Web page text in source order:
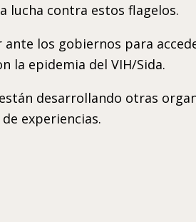
lucha contra estos flagelos.
los gobiernos para
la epidemia del VIH/Sida.
desarrollando otras
experiencias.